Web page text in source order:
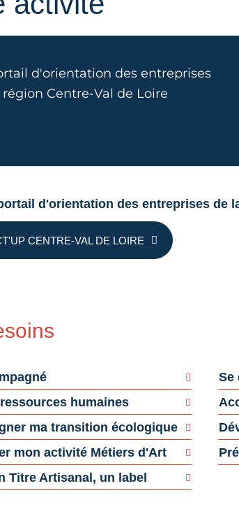
d'orientation des entreprises
Centre-Val de Loire
d'orientation des entreprises de
CENTRE-VAL DE LOIRE
Se
humaines
ma transition écologique
mon activité Métiers d'Art
Titre Artisanal, un label